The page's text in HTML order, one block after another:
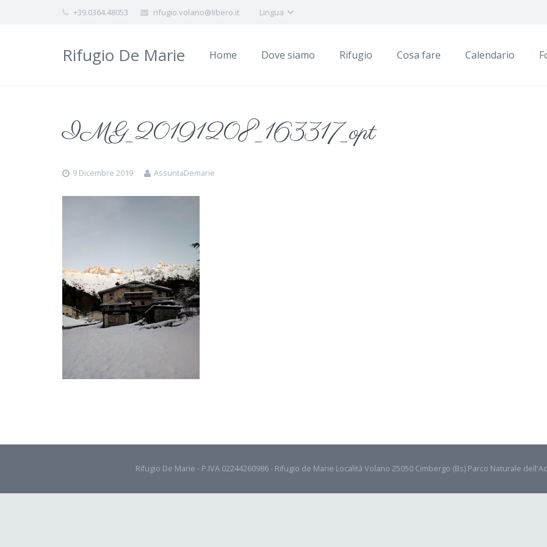
+39.0364.48053 rifugio.volano@libero.it Lingua
Rifugio De Marie Home Dove siamo Rifugio Cosa fare Calendario
IMG_20191208_163317_opt
9 Dicembre 2019 AssuntaDemarie
Rifugio De Marie - P.IVA 02244260986 - Rifugio de Marie Località Volano 25050 Cimbergo (Bs) Parco Naturale